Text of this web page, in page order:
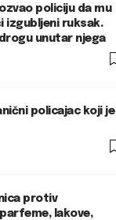
policiju da mu
izgubljeni ruksak.
unutar njega
policajac koji je
protiv
lakove,